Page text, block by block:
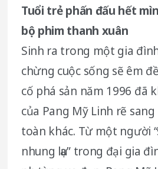
Tuổi trẻ phấn đấu hết
bộ phim thanh xuân
Sinh ra trong một gia
chừng cuộc sống sẽ êm
cố phá sản năm 1996 đã
của Pang Mỹ Linh rẽ
toàn khác. Từ một người
nhung lụa” trong đại gia